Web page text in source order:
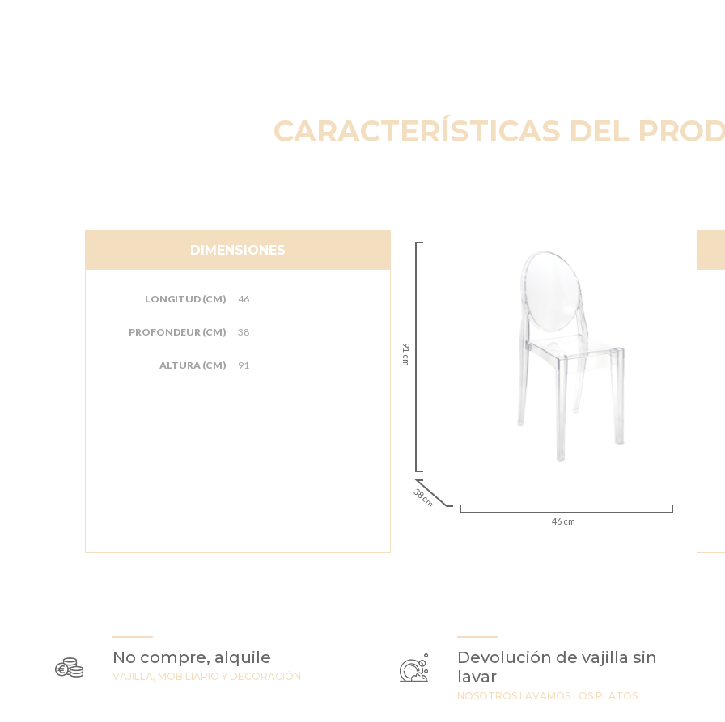
CARACTERÍSTICAS DEL
DIMENSIONES
LONGITUD (CM) 46
PROFONDEUR (CM) 38
ALTURA (CM) 91 91 cm
38 cm
46 cm
No compre, alquile
VAJILLA, MOBILIARIO Y DECORACIÓN
Devolución de vajilla sin
lavar
NOSOTROS LAVAMOS LOS PLATOS